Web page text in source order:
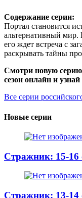
Содержание серии:
Портал становится
альтернативный мир.
его ждет встреча с
раскрывать тайны
Смотри новую
сезон онлайн и
Все серии
Новые серии
Стражник: 15-16
Стражник: 13-14